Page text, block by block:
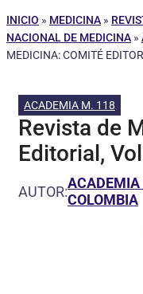
INICIO » MEDICINA »
NACIONAL DE MEDICINA »
MEDICINA: COMITÉ
ACADEMIA M. 118
Revista de
Editorial,
AUTOR:ACADEMIA
COLOMBIA